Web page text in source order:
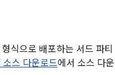
식으로 배포하는 서드 파티
스 다운로드에서 소스 다운